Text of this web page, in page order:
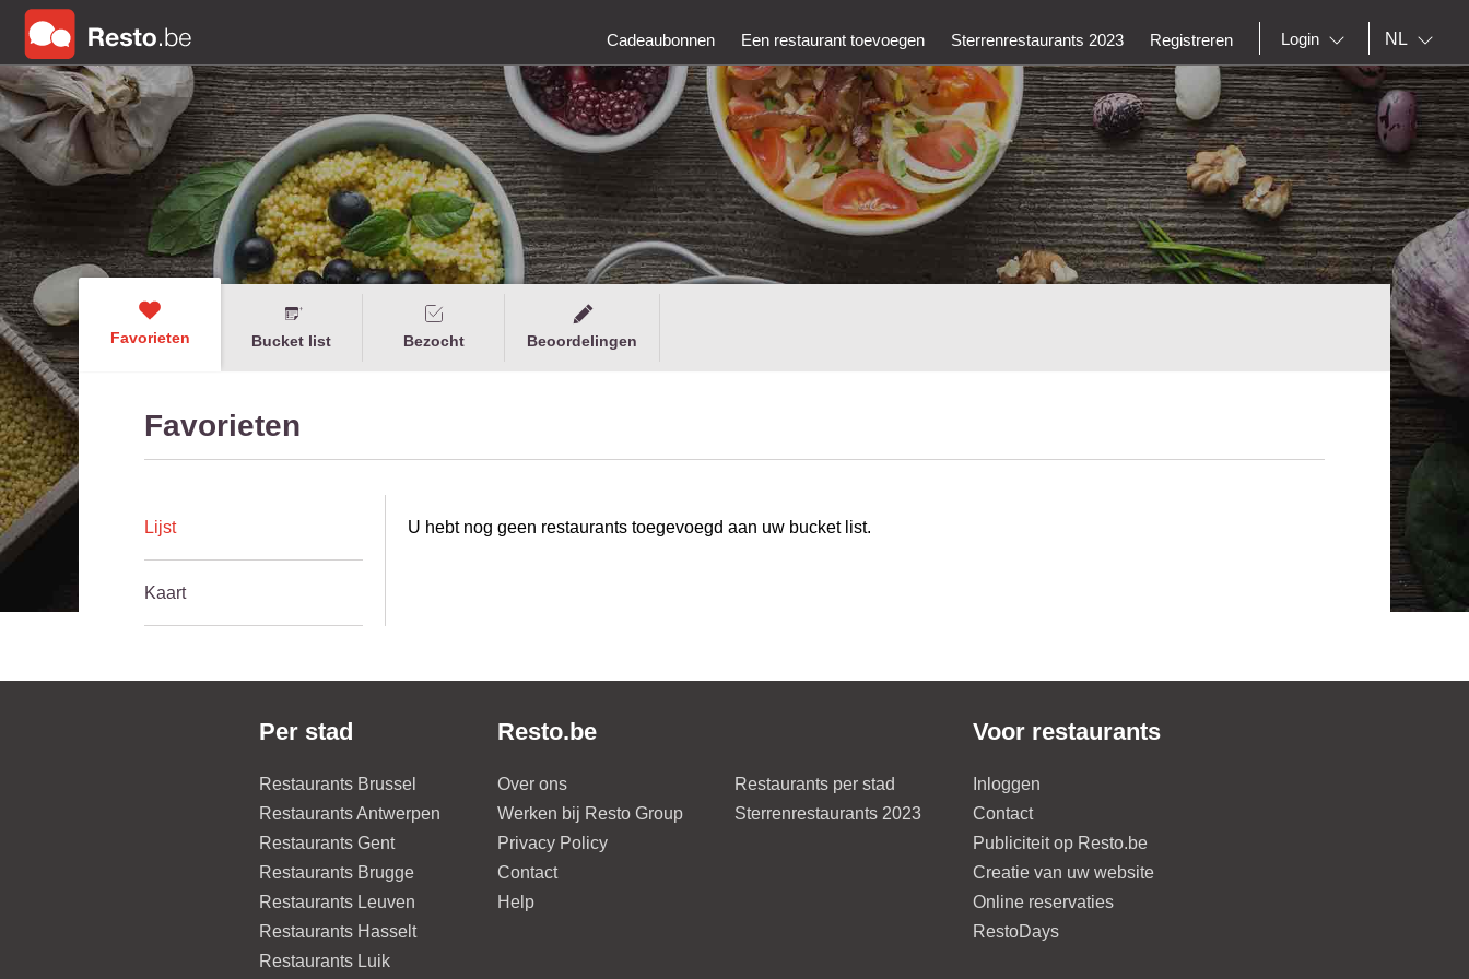
Cadeaubonnen Een restaurant toevoegen Sterrenrestaurants 2023 Registreren Login NL
Favorieten Bucket list Bezocht Beoordelingen
Favorieten
Lijst
Kaart
U hebt nog geen restaurants toegevoegd aan uw bucket list.
Per stad
Restaurants Brussel
Restaurants Antwerpen
Restaurants Gent
Restaurants Brugge
Restaurants Leuven
Restaurants Hasselt
Restaurants Luik
Resto.be
Over ons
Werken bij Resto Group
Privacy Policy
Contact
Help
Restaurants per stad
Sterrenrestaurants 2023
Voor restaurants
Inloggen
Contact
Publiciteit op Resto.be
Creatie van uw website
Online reservaties
RestoDays